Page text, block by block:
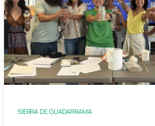
SIERRA DE GUADARRAMA